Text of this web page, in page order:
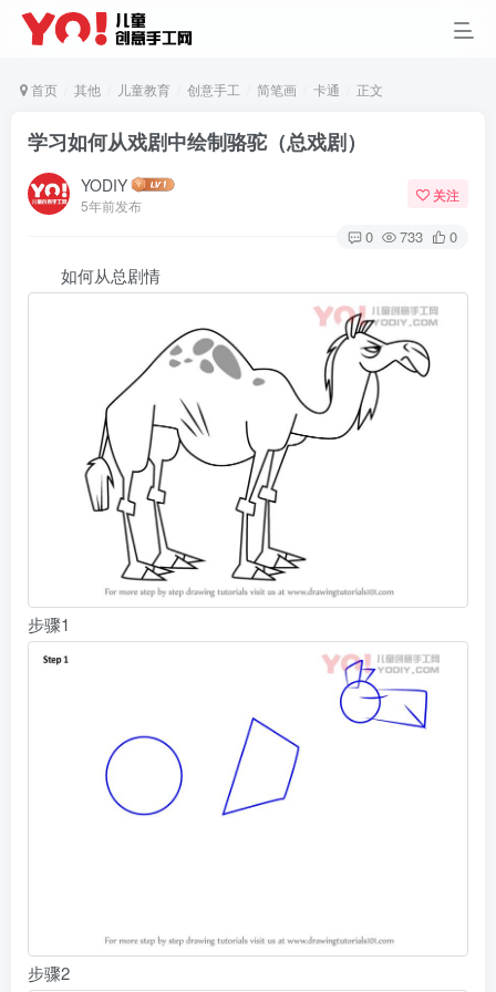
首页 其他 儿童教育 创意手工 简笔画 卡通 正文
学习如何从戏剧中绘制骆驼（总戏剧）
YODIY
5年前发布
关注
0 733 0
如何从总剧情
步骤1
步骤2